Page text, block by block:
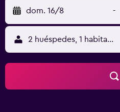
dom. 16/8 -
2 huéspedes, 1 habitación